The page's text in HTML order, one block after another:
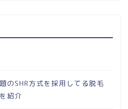
のSHR方式を採用してる脱毛
紹介